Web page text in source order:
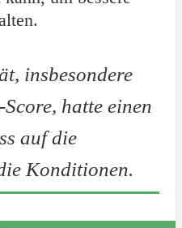
insbesondere
hatte einen
auf die
Konditionen.